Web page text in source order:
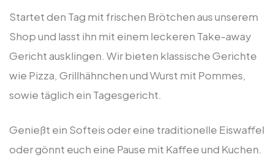
Startet den Tag mit frischen Brötchen aus unserem
Shop und lasst ihn mit einem leckeren Take-away
Gericht ausklingen. Wir bieten klassische Gerichte
wie Pizza, Grillhähnchen und Wurst mit Pommes,
sowie täglich ein Tagesgericht.
Genießt ein Softeis oder eine traditionelle Eiswaffel
oder gönnt euch eine Pause mit Kaffee und Kuchen.